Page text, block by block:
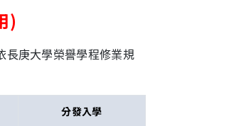
)
長庚大學榮譽學程修業規
分發入學